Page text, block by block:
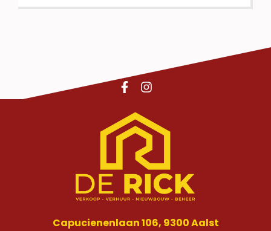
Capucienenlaan 106, 9300 Aalst